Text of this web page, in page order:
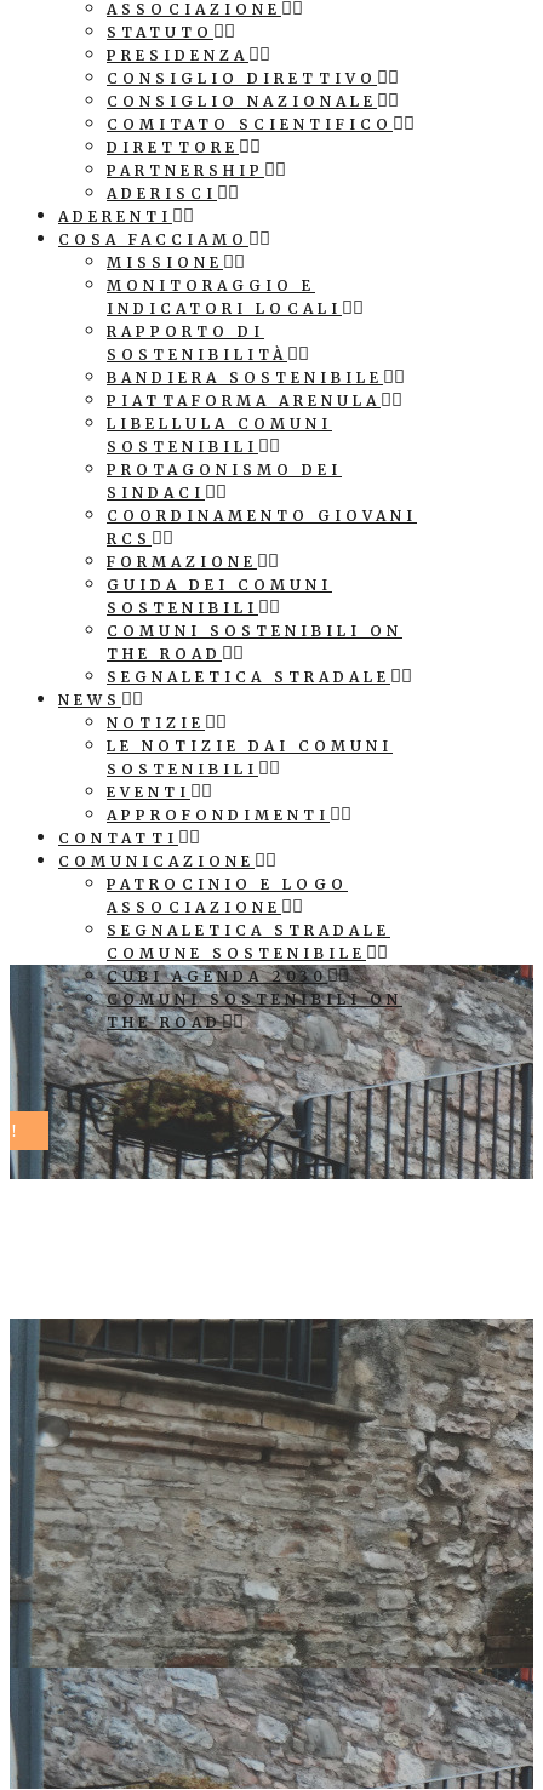
ASSOCIAZIONE
STATUTO
PRESIDENZA
CONSIGLIO DIRETTIVO
CONSIGLIO NAZIONALE
COMITATO SCIENTIFICO
DIRETTORE
PARTNERSHIP
ADERISCI
ADERENTI
COSA FACCIAMO
MISSIONE
MONITORAGGIO E
INDICATORI LOCALI
RAPPORTO DI
SOSTENIBILITÀ
BANDIERA SOSTENIBILE
PIATTAFORMA ARENULA
LIBELLULA COMUNI
SOSTENIBILI
PROTAGONISMO DEI
SINDACI
COORDINAMENTO GIOVANI
RCS
FORMAZIONE
GUIDA DEI COMUNI
SOSTENIBILI
COMUNI SOSTENIBILI ON
THE ROAD
SEGNALETICA STRADALE
NEWS
NOTIZIE
LE NOTIZIE DAI COMUNI
SOSTENIBILI
EVENTI
APPROFONDIMENTI
CONTATTI
COMUNICAZIONE
PATROCINIO E LOGO
ASSOCIAZIONE
SEGNALETICA STRADALE
COMUNE SOSTENIBILE
CUBI AGENDA 2030
COMUNI SOSTENIBILI ON
THE ROAD